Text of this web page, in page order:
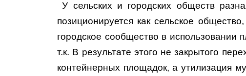
У сельских и городских обществ
позиционируется как сельское
городское сообщество в
т.к. В результате этого не закрытого
контейнерных площадок, а утилизация